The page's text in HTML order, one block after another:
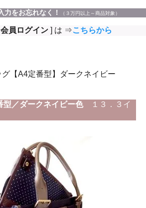
力をお忘れなく！ （３万円以上～商品対象）
員ログイン ] は ⇒こちらから
【A4定番型】ダークネイビー
型／ダークネイビー色１３．３イ